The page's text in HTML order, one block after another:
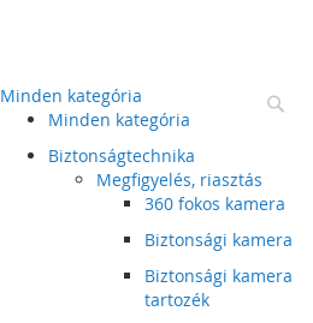
Minden kategória
Minden kategória
Biztonságtechnika
Megfigyelés, riasztás
360 fokos kamera
Biztonsági kamera
Biztonsági kamera
tartozék